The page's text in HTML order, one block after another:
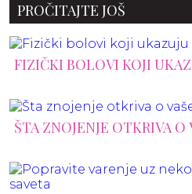
PROČITAJTE JOŠ
FIZIČKI BOLOVI KOJI
ŠTA ZNOJENJE OTKRIVA O